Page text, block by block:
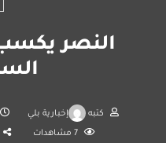
النصر
كتبه إخبارية بلي
7 مشاهدات